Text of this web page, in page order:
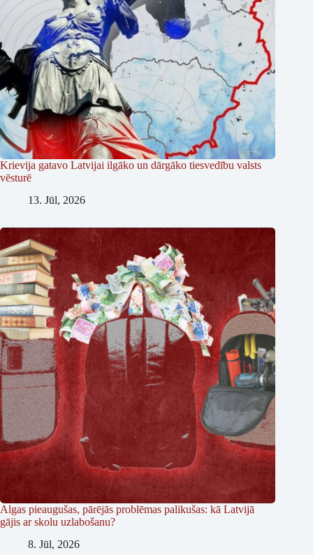
Krievija gatavo Latvijai ilgāko un dārgāko tiesvedību valsts
vēsturē
13. Jūl, 2026
Algas pieaugušas, pārējās problēmas palikušas: kā Latvijā
gājis ar skolu uzlabošanu?
8. Jūl, 2026